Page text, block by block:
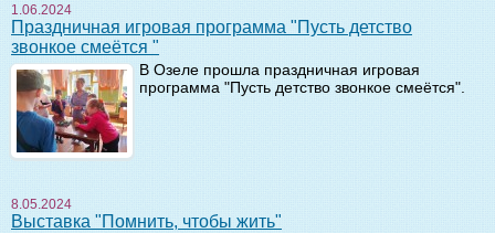
1.06.2024
Праздничная игровая программа "Пусть детство
звонкое смеётся "
В Озеле прошла праздничная игровая
программа "Пусть детство звонкое смеётся".
8.05.2024
Выставка "Помнить, чтобы жить"